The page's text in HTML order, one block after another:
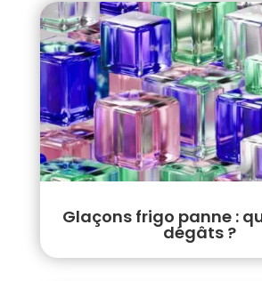
Glaçons frigo panne :
dégâts ?